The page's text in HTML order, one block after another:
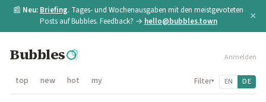
📰 Neu: Briefing. Tages- und Wochenausgaben mit den meistgevoteten
Posts auf Bubbles. Feedback? → hello@bubbles.town ×
Bubbles Anmelden
top new hot my Filter▾ EN DE